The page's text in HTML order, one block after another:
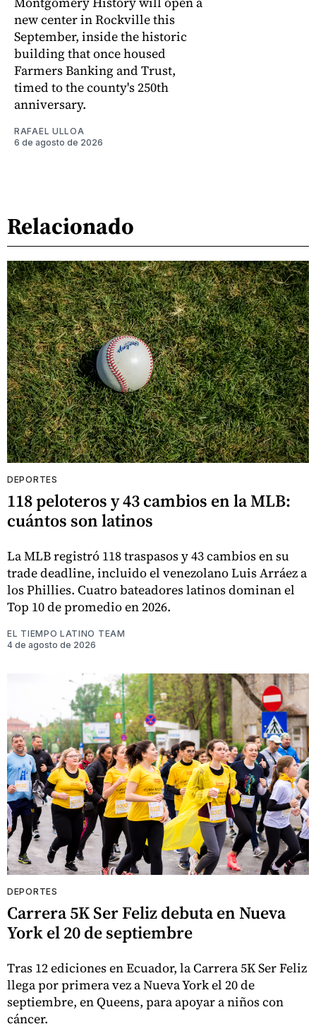
new center in Rockville this
September, inside the historic
building that once housed
Farmers Banking and Trust,
timed to the county's 250th
anniversary.
RAFAEL ULLOA
6 de agosto de 2026
Relacionado
DEPORTES
118 peloteros y 43 cambios en la MLB:
cuántos son latinos
La MLB registró 118 traspasos y 43 cambios en su
trade deadline, incluido el venezolano Luis Arráez a
los Phillies. Cuatro bateadores latinos dominan el
Top 10 de promedio en 2026.
EL TIEMPO LATINO TEAM
4 de agosto de 2026
DEPORTES
Carrera 5K Ser Feliz debuta en Nueva
York el 20 de septiembre
Tras 12 ediciones en Ecuador, la Carrera 5K Ser Feliz
llega por primera vez a Nueva York el 20 de
septiembre, en Queens, para apoyar a niños con
cáncer.